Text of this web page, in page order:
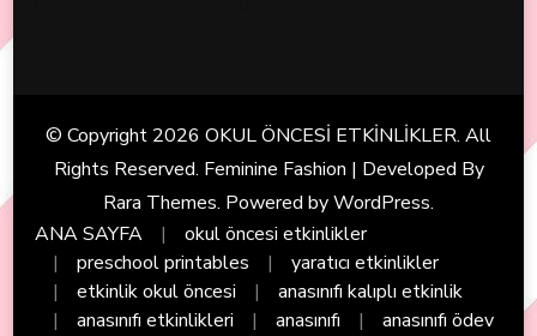
© Copyright 2026 OKUL ÖNCESİ ETKİNLİKLER. All
Rights Reserved. Feminine Fashion | Developed By
Rara Themes. Powered byWordPress.
ANA SAYFA
okul öncesi etkinlikler
preschool printables
yaratıcı etkinlikler
etkinlik okul öncesi
anasınıfı kalıplı etkinlik
anasınıfı etkinlikleri
anasınıfı anasınıfı ödev